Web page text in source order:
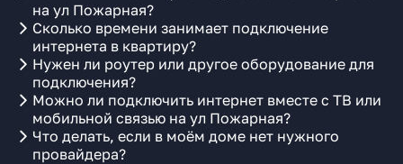
на ул Пожарная?
Сколько времени занимает подключение
интернета в квартиру?
Нужен ли роутер или другое оборудование для
подключения?
Можно ли подключить интернет вместе с ТВ или
мобильной связью на ул Пожарная?
Что делать, если в моём доме нет нужного
провайдера?